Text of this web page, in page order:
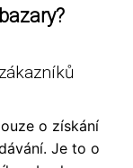
o získání
Je to o